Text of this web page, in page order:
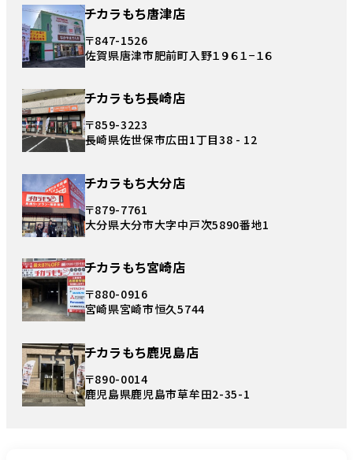
チカラもち唐津店
〒847-1526
佐賀県唐津市肥前町入野１９６１−１６
チカラもち長崎店
〒859-3223
長崎県佐世保市広田1丁目38 - 12
チカラもち大分店
〒879-7761
大分県大分市大字中戸次5890番地1
チカラもち宮崎店
〒880-0916
宮崎県宮崎市恒久5744
チカラもち鹿児島店
〒890-0014
鹿児島県鹿児島市草牟田2-35-1